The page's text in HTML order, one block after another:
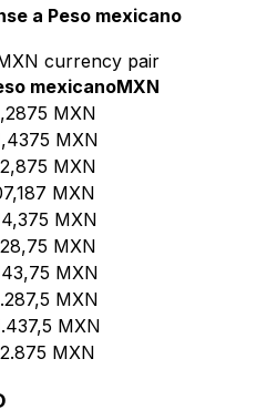
a Peso mexicano
currency pair
mexicanoMXN
MXN
MXN
MXN
MXN
MXN
MXN
MXN
MXN
MXN
MXN